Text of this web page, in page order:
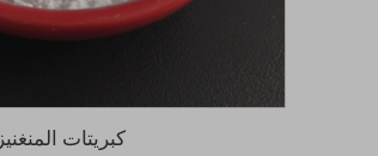
كبريتات المنغنيز